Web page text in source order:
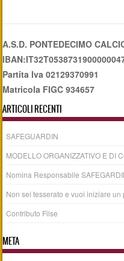
A.S.D. PONTEDECIMO
Partita Iva 02129370991
Matricola FIGC 934657
ARTICOLI RECENTI
SAFEGUARDIN
MODELLO ORGANIZZATIVO E DI
Nomina Responsabile
Non sei tesserato e vuoi iniziare un
Contributo Filse
META